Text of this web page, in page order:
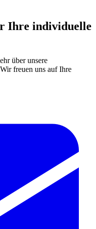
Ihre individuelle
über unsere
freuen uns auf Ihre